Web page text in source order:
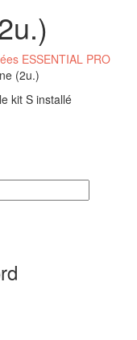
ESSENTIAL PRO
(2u.)
kit S installé